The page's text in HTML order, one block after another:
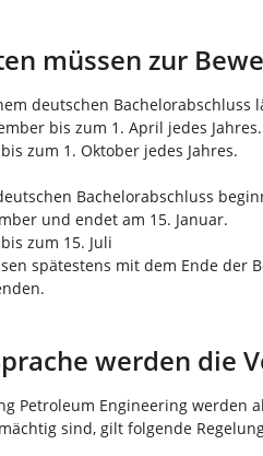
müssen zur
deutschen Bachelorabschluss
bis zum 1. April jedes Jahres.
zum 1. Oktober jedes Jahres.
Bachelorabschluss
und endet am 15. Januar.
zum 15. Juli
spätestens mit dem Ende der
werden die
Petroleum Engineering werden
sind, gilt folgende